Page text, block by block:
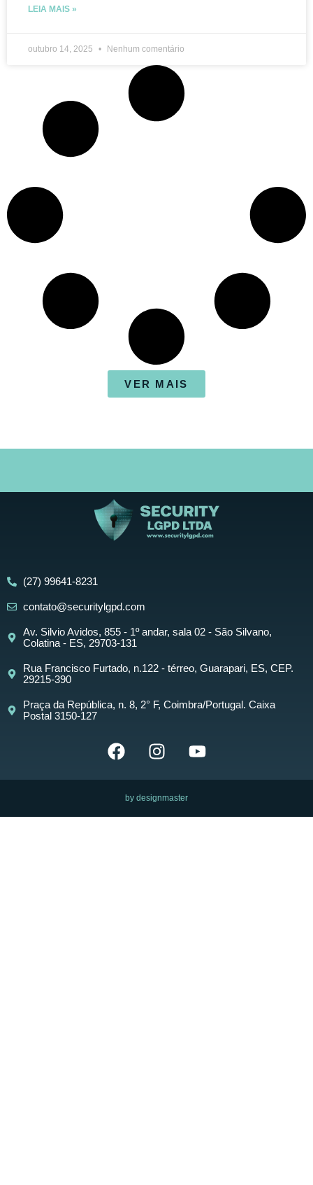
LEIA MAIS »
outubro 14, 2025 Nenhum comentário
VER MAIS
(27) 99641-8231
contato@securitylgpd.com
Av. Silvio Avidos, 855 - 1º andar, sala 02 - São Silvano,
Colatina - ES, 29703-131
Rua Francisco Furtado, n.122 - térreo, Guarapari, ES, CEP.
29215-390
Praça da República, n. 8, 2° F, Coimbra/Portugal. Caixa
Postal 3150-127
by designmaster